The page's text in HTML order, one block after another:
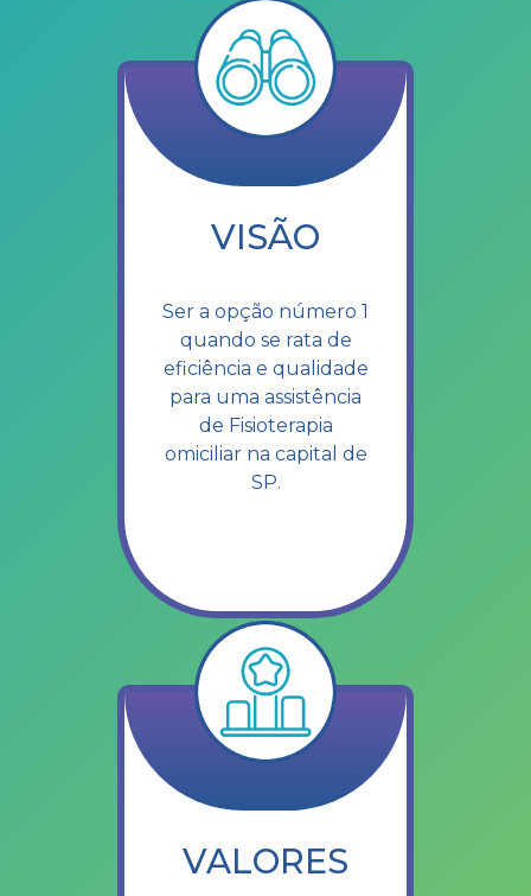
VISÃO
Ser a opção número 1
quando se rata de
eficiência e qualidade
para uma assistência
de Fisioterapia
omiciliar na capital de
SP.
VALORES